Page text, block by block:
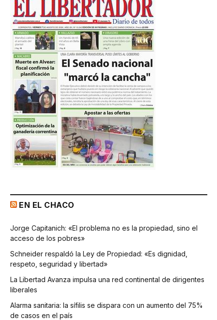
EN EL CHACO
Jorge Capitanich: «El problema no es la propiedad, sino el
acceso de los pobres»
Schneider respaldó la Ley de Propiedad: «Es dignidad,
respeto, seguridad y libertad»
La Libertad Avanza impulsa una red continental de dirigentes
liberales
Alarma sanitaria: la sífilis se dispara con un aumento del 75%
de casos en el país